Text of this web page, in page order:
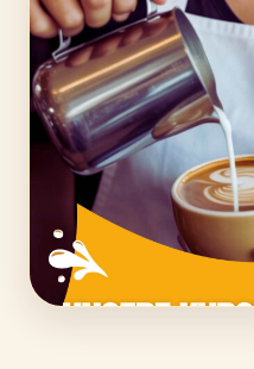
EXKLUSIV &
Unsere
exklusive
buchbar.
1:1 mit unseren
JGAs, Geburtstage,
persönliches
deinen Wünschen.
Privatstunde